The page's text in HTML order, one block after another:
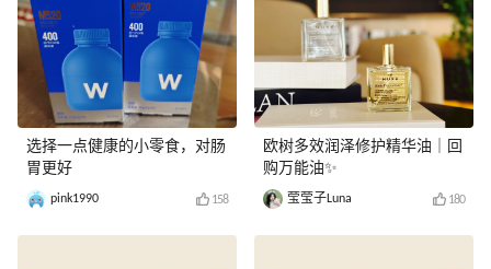
选择一点健康的小零食，对肠
胃更好
pink1990 158
欧树多效润泽修护精华油｜回
购万能油✨
莹莹子Luna 180